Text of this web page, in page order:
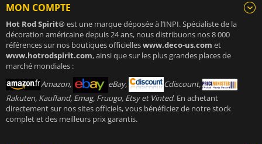
MON COMPTE
Hot Rod Spirit®est une marque déposée à l’INPI. Spécialiste de la
décoration américaine depuis 24 ans, nous distribuons nos 8 000
références sur nos boutiques officielleswww.deco-us.com et
www.hotrodspirit.com, ainsi que sur les plus grandes places de
marché mondiales :
Amazon,
eBay,
Cdiscount,
Rakuten, Kaufland, Emag, Fruugo, Etsy et Vinted. En achetant
directement sur nos sites officiels, vous bénéficiez de notre stock
complet et des meilleurs prix garantis.